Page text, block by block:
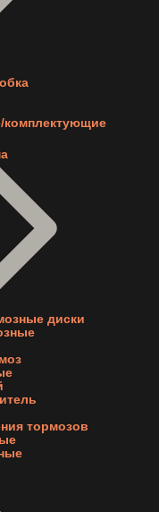
диски
тормозов